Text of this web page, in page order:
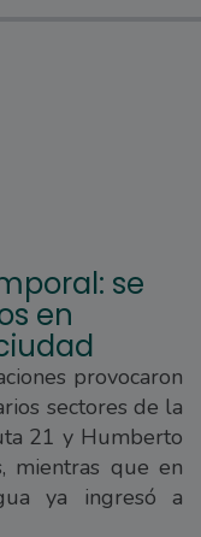
se
en
provocaron
sectores de la
21 y Humberto
mientras que en
ya ingresó a